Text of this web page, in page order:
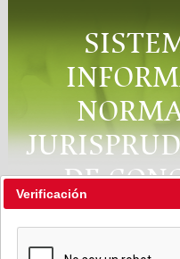
DE
Verificación